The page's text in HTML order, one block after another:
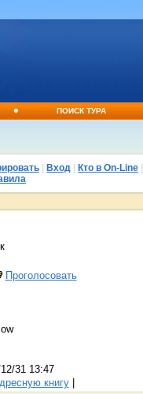
• ПОИСК ТУРА
Вход Кто в On-Line
Проголосовать
31 13:47
книгу|